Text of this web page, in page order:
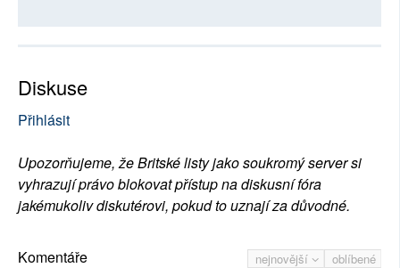
Diskuse
Přihlásit
Upozorňujeme, že Britské listy jako soukromý server si
vyhrazují právo blokovat přístup na diskusní fóra
jakémukoliv diskutérovi, pokud to uznají za důvodné.
nejnovější oblíbené
Komentáře